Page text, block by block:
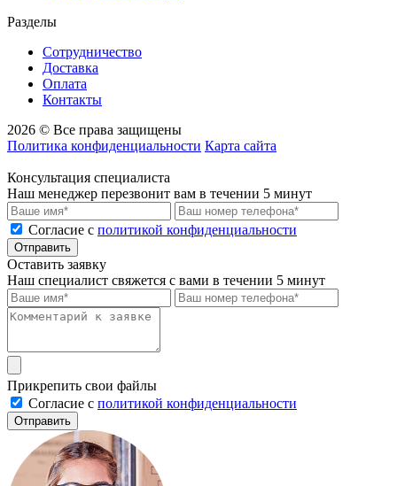
Разделы
Сотрудничество
Доставка
Оплата
Контакты
2026 © Все права защищены
Политика конфиденциальности Карта сайта
Консультация специалиста
Наш менеджер перезвонит вам в течении 5 минут
Cогласие с политикой конфиденциальности
Отправить
Оставить заявку
Наш специалист свяжется с вами в течении 5 минут
Прикрепить свои файлы
Cогласие с политикой конфиденциальности
Отправить